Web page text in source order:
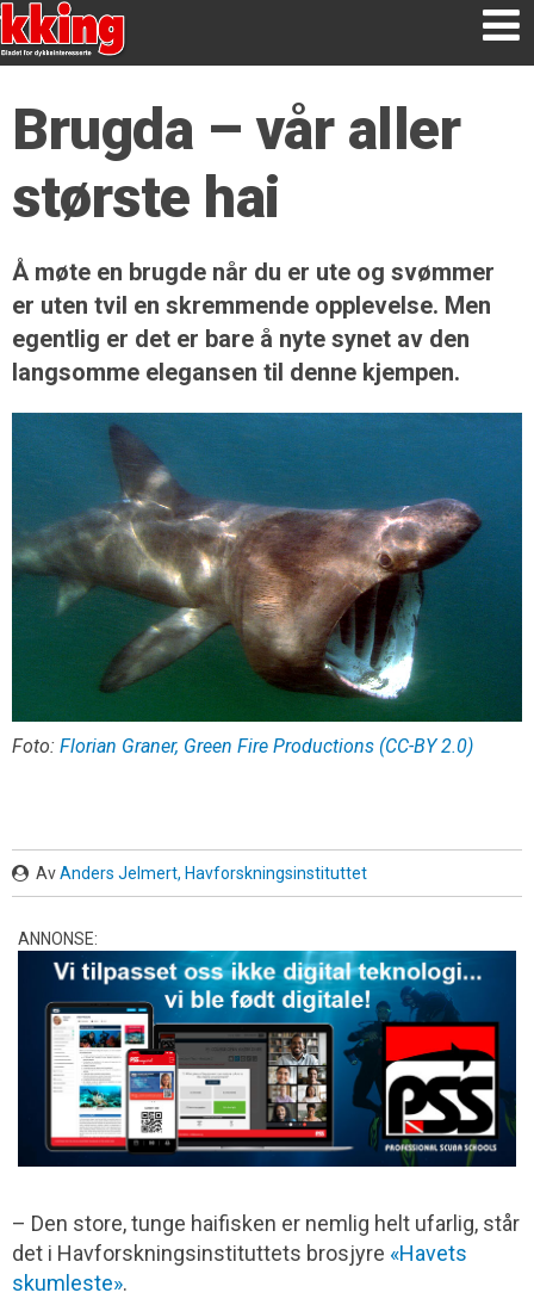
Brugda – vår aller
største hai
Å møte en brugde når du er ute og svømmer
er uten tvil en skremmende opplevelse. Men
egentlig er det er bare å nyte synet av den
langsomme elegansen til denne kjempen.
Foto: Florian Graner, Green Fire Productions (CC-BY 2.0)
AvAnders Jelmert, Havforskningsinstituttet
ANNONSE:
– Den store, tunge haifisken er nemlig helt ufarlig, står
det i Havforsknings­instituttets brosjyre «Havets
skumleste».